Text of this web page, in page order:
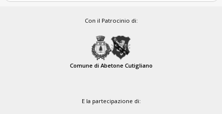
Con il Patrocinio di:
Comune di Abetone Cutigliano
E la partecipazione di: